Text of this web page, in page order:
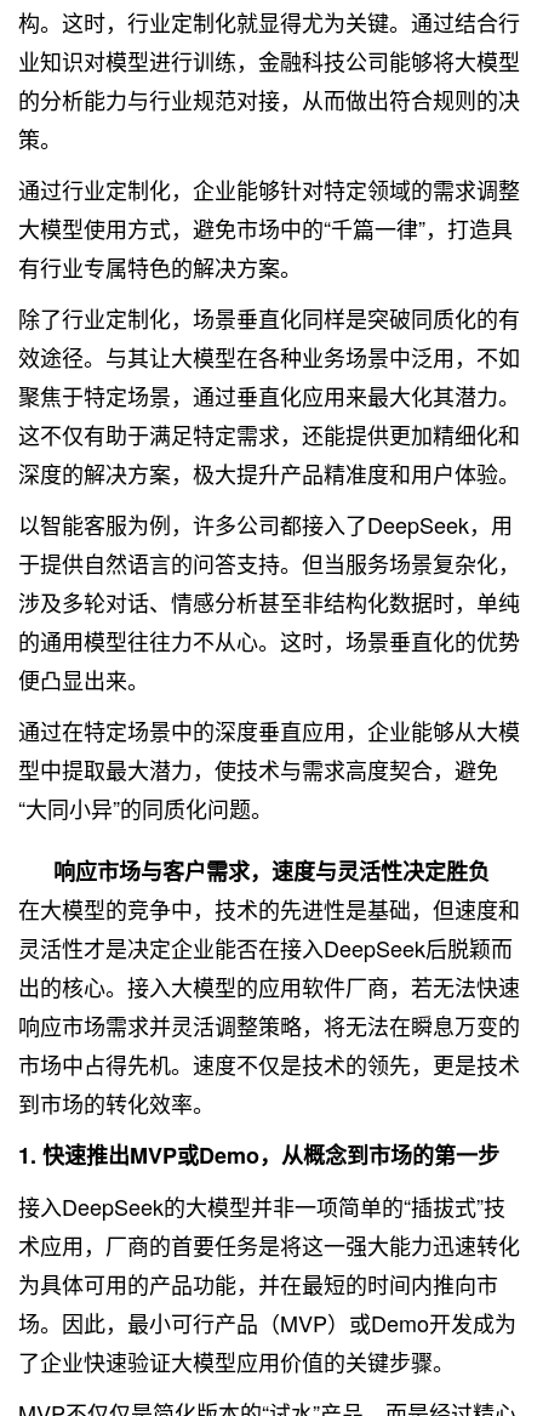
构。这时，行业定制化就显得尤为关键。通过结合行
业知识对模型进行训练，金融科技公司能够将大模型
的分析能力与行业规范对接，从而做出符合规则的决
策。
通过行业定制化，企业能够针对特定领域的需求调整
大模型使用方式，避免市场中的“千篇一律”，打造具
有行业专属特色的解决方案。
除了行业定制化，场景垂直化同样是突破同质化的有
效途径。与其让大模型在各种业务场景中泛用，不如
聚焦于特定场景，通过垂直化应用来最大化其潜力。
这不仅有助于满足特定需求，还能提供更加精细化和
深度的解决方案，极大提升产品精准度和用户体验。
以智能客服为例，许多公司都接入了DeepSeek，用
于提供自然语言的问答支持。但当服务场景复杂化，
涉及多轮对话、情感分析甚至非结构化数据时，单纯
的通用模型往往力不从心。这时，场景垂直化的优势
便凸显出来。
通过在特定场景中的深度垂直应用，企业能够从大模
型中提取最大潜力，使技术与需求高度契合，避免
“大同小异”的同质化问题。
响应市场与客户需求，速度与灵活性决定胜负
在大模型的竞争中，技术的先进性是基础，但速度和
灵活性才是决定企业能否在接入DeepSeek后脱颖而
出的核心。接入大模型的应用软件厂商，若无法快速
响应市场需求并灵活调整策略，将无法在瞬息万变的
市场中占得先机。速度不仅是技术的领先，更是技术
到市场的转化效率。
1. 快速推出MVP或Demo，从概念到市场的第一步
接入DeepSeek的大模型并非一项简单的“插拔式”技
术应用，厂商的首要任务是将这一强大能力迅速转化
为具体可用的产品功能，并在最短的时间内推向市
场。因此，最小可行产品（MVP）或Demo开发成为
了企业快速验证大模型应用价值的关键步骤。